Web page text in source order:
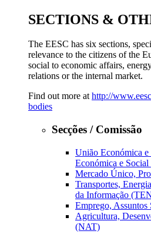
SECTIONS &
The EESC has six sections,
relevance to the citizens of the
social to economic affairs,
relations or the internal market.
Find out more athttp://
bodies
Secções / Comissão
União Económica e
Económica e
Mercado Único,
Transportes,
da Informação
Emprego,
Agricultura,
(NAT)